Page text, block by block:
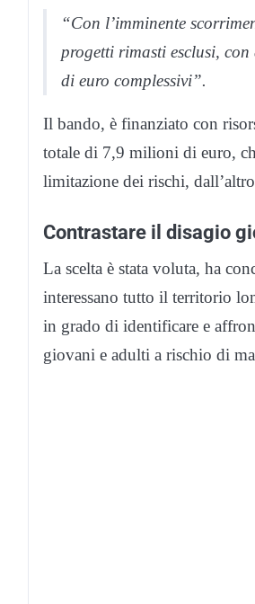
“Con l’imminente
progetti rimasti esclusi,
di euro complessivi”.
Il bando, è finanziato con
totale di 7,9 milioni di euro,
limitazione dei rischi,
Contrastare il disagio
La scelta è stata voluta, ha
interessano tutto il territorio
in grado di identificare e
giovani e adulti a rischio di